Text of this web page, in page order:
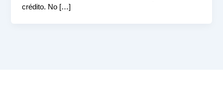
crédito. No […]